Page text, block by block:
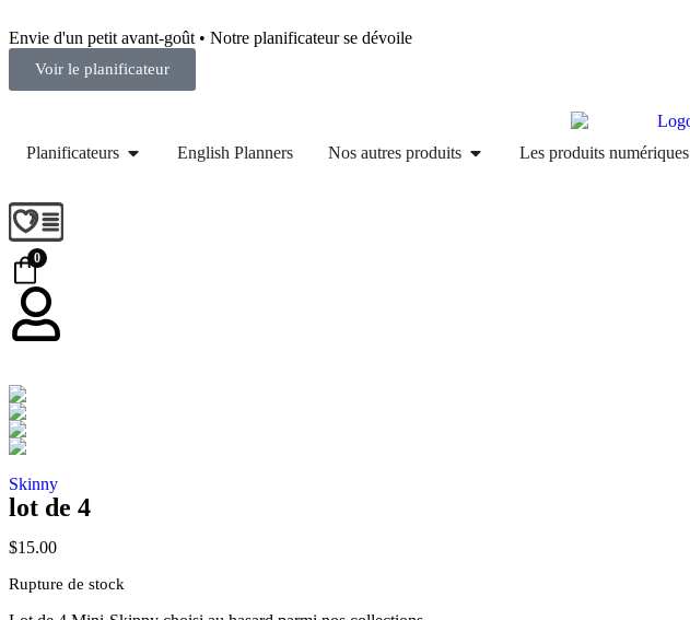
Envie d'un petit avant-goût • Notre planificateur se dévoile
Voir le planificateur
Planificateurs English Planners Nos autres produits Les produits numériques
0
Skinny
lot de 4
$15.00
Rupture de stock